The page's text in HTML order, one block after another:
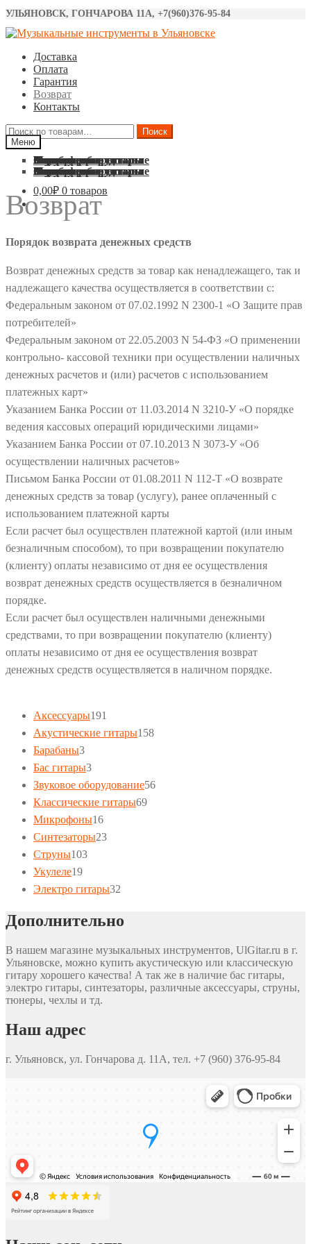
УЛЬЯНОВСК, ГОНЧАРОВА 11А, +7(960)376-95-84
Перейти
навигации
Перейти
содержимому
Доставка
Оплата
Гарантия
Возврат
Контакты
Искать:
Поиск
Меню
Акустические гитары
Классические гитары
Электро гитары
Бас гитары
Укулеле
Синтезаторы
Барабаны
Микрофоны
Звуковое оборудование
Струны
Аксессуары
Акустические гитары
Классические гитары
Электро гитары
Бас гитары
Укулеле
Синтезаторы
Барабаны
Микрофоны
Звуковое оборудование
Струны
Аксессуары
0,00₽ 0 товаров
Возврат
Порядок возврата денежных средств
Возврат денежных средств за товар как ненадлежащего, так и
надлежащего качества осуществляется в соответствии с:
Федеральным законом от 07.02.1992 N 2300-1 «О Защите прав
потребителей»
Федеральным законом от 22.05.2003 N 54-ФЗ «О применении
контрольно- кассовой техники при осуществлении наличных
денежных расчетов и (или) расчетов с использованием
платежных карт»
Указанием Банка России от 11.03.2014 N 3210-У «О порядке
ведения кассовых операций юридическими лицами»
Указанием Банка России от 07.10.2013 N 3073-У «Об
осуществлении наличных расчетов»
Письмом Банка России от 01.08.2011 N 112-Т «О возврате
денежных средств за товар (услугу), ранее оплаченный с
использованием платежной карты
Если расчет был осуществлен платежной картой (или иным
безналичным способом), то при возвращении покупателю
(клиенту) оплаты независимо от дня ее осуществления
возврат денежных средств осуществляется в безналичном
порядке.
Если расчет был осуществлен наличными денежными
средствами, то при возвращении покупателю (клиенту)
оплаты независимо от дня ее осуществления возврат
денежных средств осуществляется в наличном порядке.
Аксессуары191
товар
Акустические гитары158158
Барабаны33
товара
Бас гитары33
товара
Звуковое оборудование5656
Классические гитары6969
Микрофоны1616
товаров
Синтезаторы2323
Струны103103
Укулеле1919
товаров
Электро гитары32
Дополнительно
В нашем магазине музыкальных инструментов, UlGitar.ru в г.
Ульяновске, можно купить акустическую или классическую
гитару хорошего качества! А так же в наличие бас гитары,
электро гитары, синтезаторы, различные аксессуары, струны,
тюнеры, чехлы и тд.
Наш адрес
г. Ульяновск, ул. Гончарова д. 11А, тел. +7 (960) 376-95-84